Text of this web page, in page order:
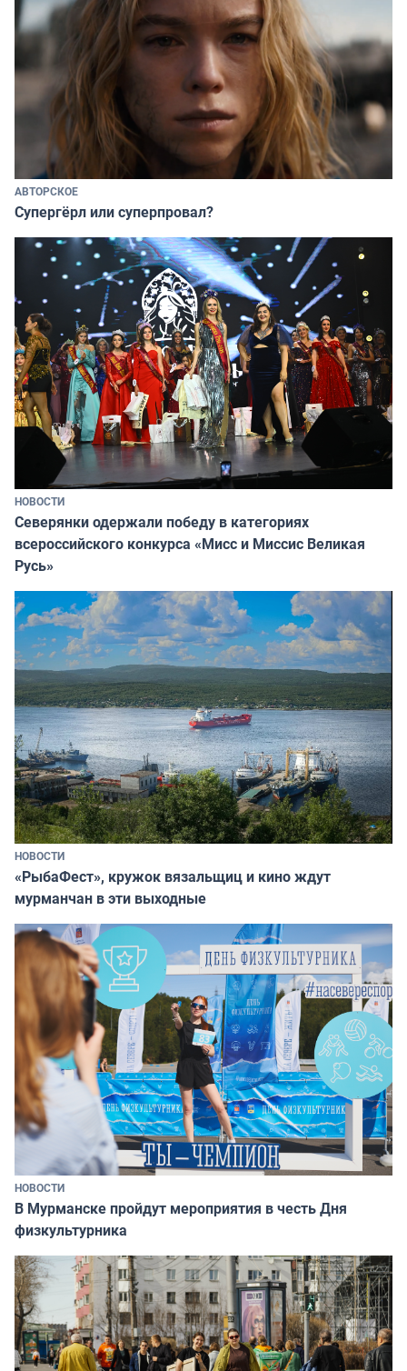
АВТОРСКОЕ
Супергёрл или суперпровал?
НОВОСТИ
Северянки одержали победу в категориях
всероссийского конкурса «Мисс и Миссис Великая
Русь»
НОВОСТИ
«РыбаФест», кружок вязальщиц и кино ждут
мурманчан в эти выходные
НОВОСТИ
В Мурманске пройдут мероприятия в честь Дня
физкультурника